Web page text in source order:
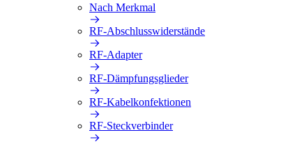
Nach Merkmal
RF-Abschlusswiderstände
RF-Adapter
RF-Dämpfungsglieder
RF-Kabelkonfektionen
RF-Steckverbinder